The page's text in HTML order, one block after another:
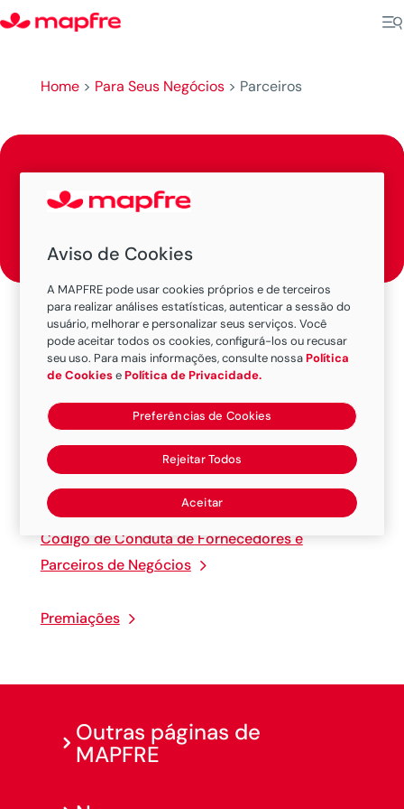
Home> Para Seus Negócios> Parceiros
Parceiros
Seguro de Vida Minha Empresa Simplificado
MAPFRE em parceria com o Sicredi garante a
proteção da sua empresa e colaboradores.
Política Anticorrupção
Código de Conduta de Fornecedores e
Parceiros de Negócios
Premiações
Outras páginas de
MAPFRE
Aviso de Cookies
A MAPFRE pode usar cookies próprios e de terceiros
para realizar análises estatísticas, autenticar a sessão do
usuário, melhorar e personalizar seus serviços. Você
pode aceitar todos os cookies, configurá-los ou recusar
seu uso. Para mais informações, consulte nossaPolítica
de CookiesePolítica de Privacidade.
Preferências de Cookies
Rejeitar Todos
Aceitar